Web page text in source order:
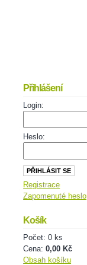
Přihlášení
Login:
Heslo:
Registrace
Zapomenuté heslo
Košík
Počet: 0 ks
Cena: 0,00 Kč
Obsah košíku